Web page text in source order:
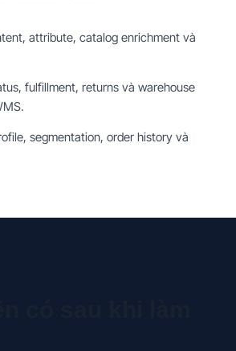
attribute, catalog enrichment và
fulfillment, returns và warehouse
segmentation, order history và